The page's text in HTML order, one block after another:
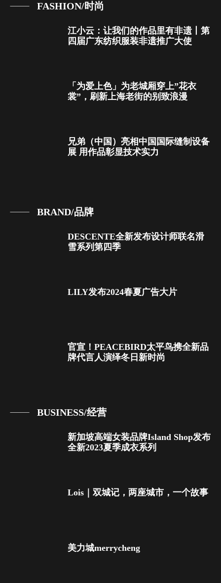
FASHION/时尚
江小云：让我们的作品里有非遗丨第
四届广东纺织服装非遗推广大使
「为爱上色」为老城厢穿上”花衣
裳”，刷新上海老街的别致浪漫
兄弟（中国）亮相中国国际缝制设备
展 用作品彰显技术实力
BRAND/品牌
DESCENTE全新发布设计师联名滑
雪系列第四季
LILY发布2024春夏广告大片
官宣！PEACEBIRD太平鸟携全新品
牌代言人演绎冬日新时尚
BUSINESS/经营
新加坡高端女装品牌Island Shop发布
全新2023夏季成衣系列
Lois｜双城记，两座城市，一个故事
美力城merrycheng